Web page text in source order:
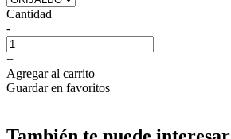
Cantidad
-
+
Agregar al carrito
Guardar en favoritos